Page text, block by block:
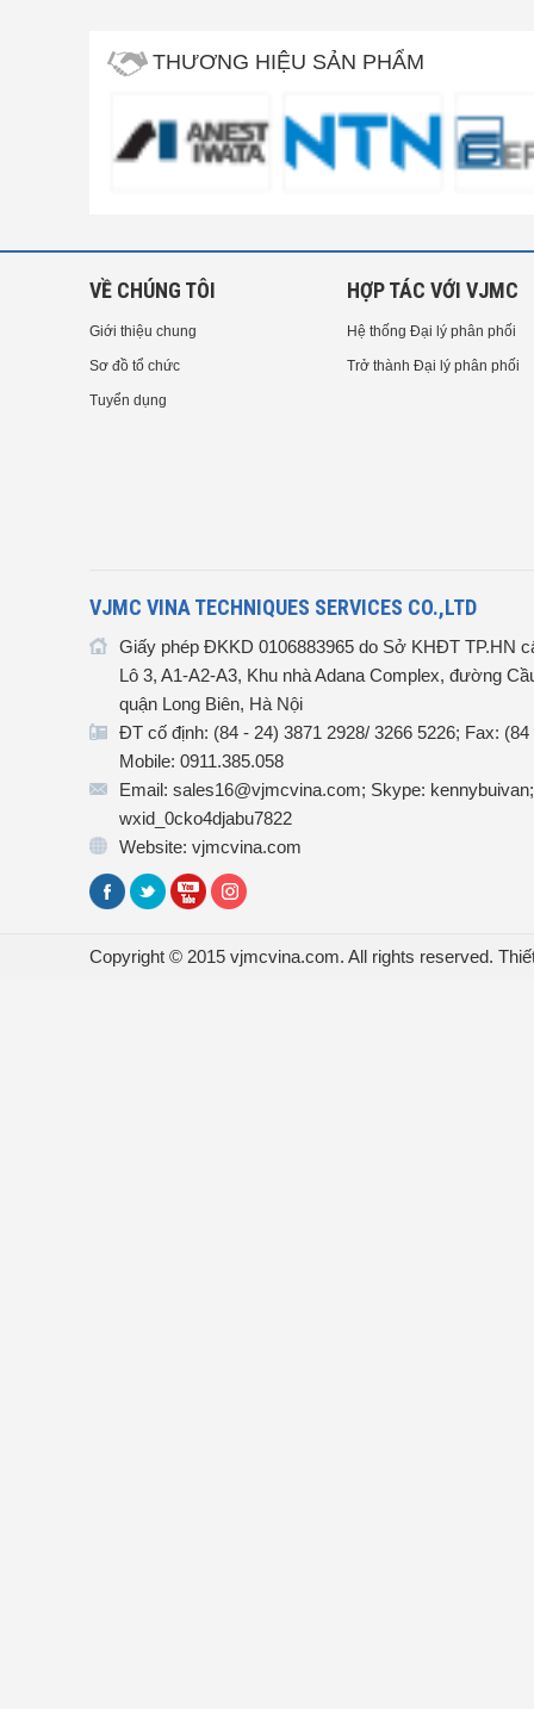
THƯƠNG HIỆU SẢN PHẨM
VỀ CHÚNG TÔI
Giới thiệu chung
Sơ đồ tổ chức
Tuyển dụng
HỢP TÁC VỚI VJMC
Hệ thống Đại lý phân phối
Trở thành Đại lý phân phối
VJMC VINA TECHNIQUES SERVICES CO.,LTD
Giấy phép ĐKKD 0106883965 do Sở KHĐT TP.HN
Lô 3, A1-A2-A3, Khu nhà Adana Complex, đường
quận Long Biên, Hà Nội
ĐT cố định: (84 - 24) 3871 2928/ 3266 5226; Fax:
Mobile: 0911.385.058
Email: sales16@vjmcvina.com; Skype:
wxid_0cko4djabu7822
Website: vjmcvina.com
Copyright © 2015 vjmcvina.com. All rights reserved.